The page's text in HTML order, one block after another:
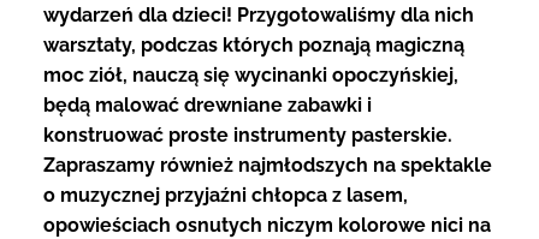
wydarzeń dla dzieci! Przygotowaliśmy dla nich
warsztaty, podczas których poznają magiczną
moc ziół, nauczą się wycinanki opoczyńskiej,
będą malować drewniane zabawki i
konstruować proste instrumenty pasterskie.
Zapraszamy również najmłodszych na spektakle
o muzycznej przyjaźni chłopca z lasem,
opowieściach osnutych niczym kolorowe nici na